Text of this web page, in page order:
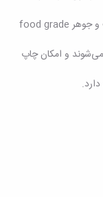
چاپ‌شد، جعبه‌های ساندویچ زیپ‌دار با چاپ باکیفیت و جوهر food grade
و امکان چاپ